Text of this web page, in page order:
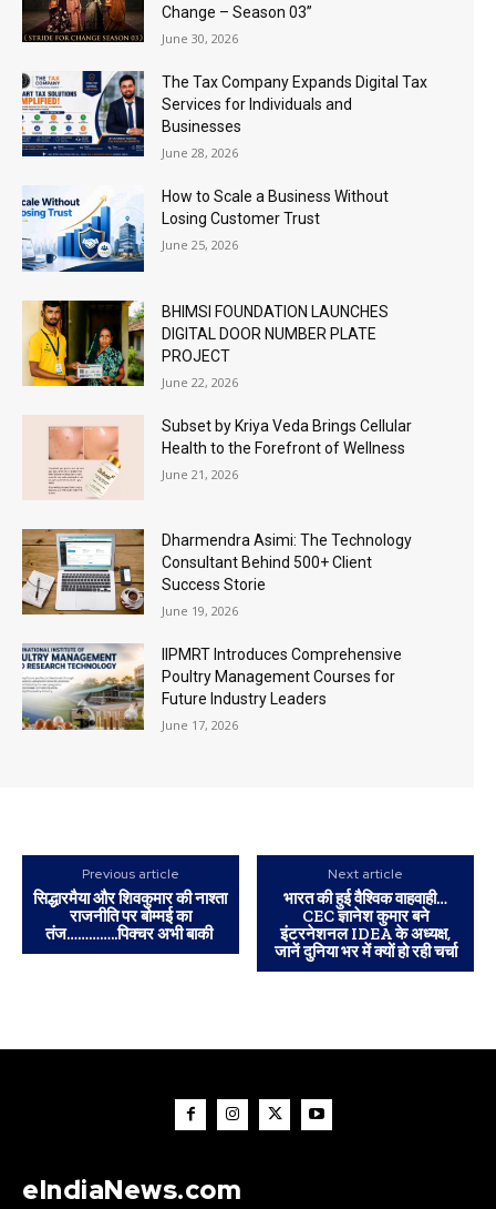
Change – Season 03”
June 30, 2026
The Tax Company Expands Digital Tax
Services for Individuals and
Businesses
June 28, 2026
How to Scale a Business Without
Losing Customer Trust
June 25, 2026
BHIMSI FOUNDATION LAUNCHES
DIGITAL DOOR NUMBER PLATE
PROJECT
June 22, 2026
Subset by Kriya Veda Brings Cellular
Health to the Forefront of Wellness
June 21, 2026
Dharmendra Asimi: The Technology
Consultant Behind 500+ Client
Success Storie
June 19, 2026
IIPMRT Introduces Comprehensive
Poultry Management Courses for
Future Industry Leaders
June 17, 2026
Previous article
सिद्धारमैया और शिवकुमार की नाश्ता
राजनीति पर बोम्मई का
तंज…………..पिक्चर अभी बाकी
Next article
भारत की हुई वैश्विक वाहवाही…
CEC ज्ञानेश कुमार बने
इंटरनेशनल IDEA के अध्यक्ष,
जानें दुनिया भर में क्यों हो रही चर्चा
eIndiaNews.com